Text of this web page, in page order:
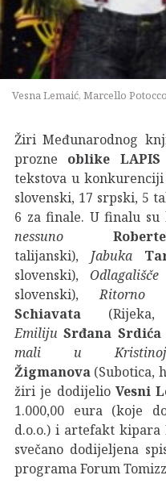
Vesna Lemaić, Marcello Potocco
Žiri Međunarodnog
prozne oblike LAPIS
tekstova u
slovenski, 17 srpski, 5
6 za finale. U finalu
nessuno
talijanski), Jabuka
slovenski), Odlagališče
slovenski), Ritorno
Schiavata
Emiliju Srđana Srdića
mali u
Žigmanova (Subotica,
žiri je dodijelio Vesni
1.000,00 eura (koje
d.o.o.) i artefakt kipara
svečano dodijeljena
programa Forum